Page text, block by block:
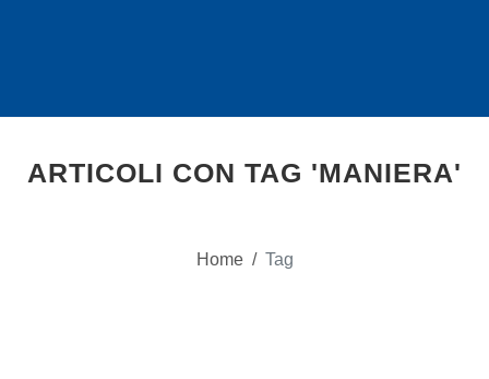
ARTICOLI CON TAG 'MANIERA'
Home / Tag